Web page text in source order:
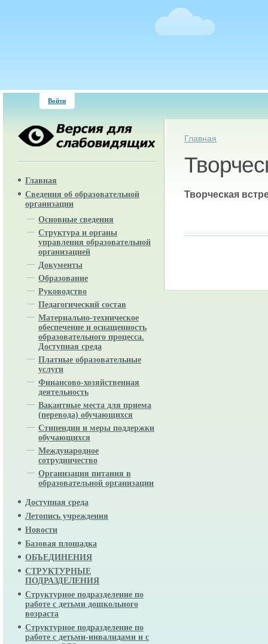
Войти
Главная
Сведения об образовательной
организации
Основные сведения
Структура и органы
управления образовательной
организацией
Документы
Образование
Руководство
Педагогический состав
Материально-техническое
обеспечение и оснащенность
образовательного процесса.
Доступная среда
Платные образовательные
услуги
Финансово-хозяйственная
деятельность
Вакантные места для приема
(перевода) обучающихся
Стипендии и меры поддержки
обучающихся
Международное
сотрудничество
Организация питания в
образовательной организации
Доступная среда
Летопись учреждения
Новости
Базовая площадка
ОБЪЕДИНЕНИЯ
СТРУКТУРНЫЕ
ПОДРАЗДЕЛЕНИЯ
Структурное подразделение по
работе с детьми дошкольного
возраста
Структурное подразделение по
работе с детьми-инвалидами и с
Вы здесь
Главная
Творческая